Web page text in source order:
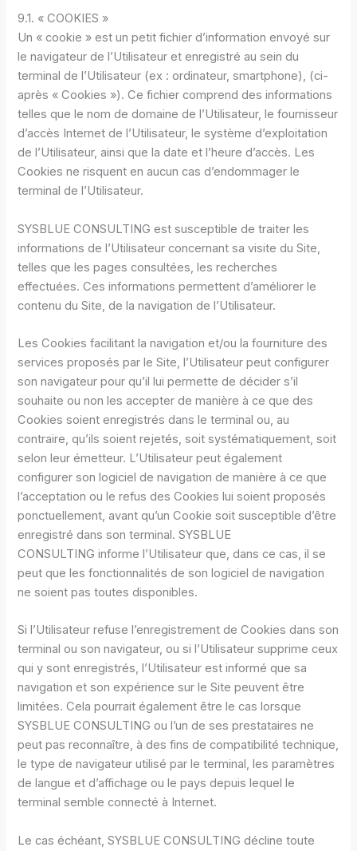
9.1. « COOKIES »
Un « cookie » est un petit fichier d’information envoyé sur
le navigateur de l’Utilisateur et enregistré au sein du
terminal de l’Utilisateur (ex : ordinateur, smartphone), (ci-
après « Cookies »). Ce fichier comprend des informations
telles que le nom de domaine de l’Utilisateur, le fournisseur
d’accès Internet de l’Utilisateur, le système d’exploitation
de l’Utilisateur, ainsi que la date et l’heure d’accès. Les
Cookies ne risquent en aucun cas d’endommager le
terminal de l’Utilisateur.
SYSBLUE CONSULTING est susceptible de traiter les
informations de l’Utilisateur concernant sa visite du Site,
telles que les pages consultées, les recherches
effectuées. Ces informations permettent d’améliorer le
contenu du Site, de la navigation de l’Utilisateur.
Les Cookies facilitant la navigation et/ou la fourniture des
services proposés par le Site, l’Utilisateur peut configurer
son navigateur pour qu’il lui permette de décider s’il
souhaite ou non les accepter de manière à ce que des
Cookies soient enregistrés dans le terminal ou, au
contraire, qu’ils soient rejetés, soit systématiquement, soit
selon leur émetteur. L’Utilisateur peut également
configurer son logiciel de navigation de manière à ce que
l’acceptation ou le refus des Cookies lui soient proposés
ponctuellement, avant qu’un Cookie soit susceptible d’être
enregistré dans son terminal. SYSBLUE
CONSULTING informe l’Utilisateur que, dans ce cas, il se
peut que les fonctionnalités de son logiciel de navigation
ne soient pas toutes disponibles.
Si l’Utilisateur refuse l’enregistrement de Cookies dans son
terminal ou son navigateur, ou si l’Utilisateur supprime ceux
qui y sont enregistrés, l’Utilisateur est informé que sa
navigation et son expérience sur le Site peuvent être
limitées. Cela pourrait également être le cas lorsque
SYSBLUE CONSULTING ou l’un de ses prestataires ne
peut pas reconnaître, à des fins de compatibilité technique,
le type de navigateur utilisé par le terminal, les paramètres
de langue et d’affichage ou le pays depuis lequel le
terminal semble connecté à Internet.
Le cas échéant, SYSBLUE CONSULTING décline toute